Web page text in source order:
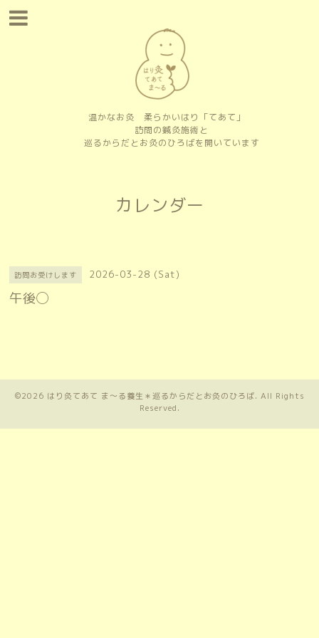
温かなお灸 柔らかいはり「てあて」
訪問の鍼灸施術と
巡るからだとお灸のひろばを開いています
カレンダー
訪問お受けします 2026-03-28 (Sat)
午後◯
©2026 はり灸てあて ま〜る養生＊巡るからだとお灸のひろば. All Rights
Reserved.